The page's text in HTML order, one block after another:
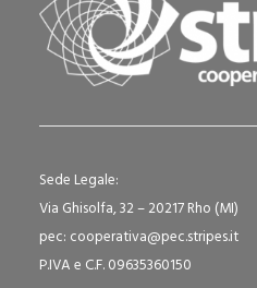
Sede Legale:
Via Ghisolfa, 32 – 20217 Rho (MI)
pec: cooperativa@pec.stripes.it
P.IVA e C.F. 09635360150